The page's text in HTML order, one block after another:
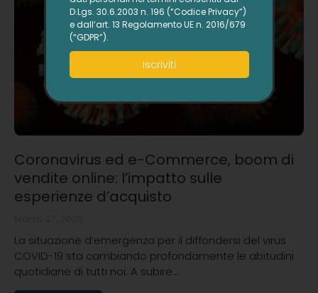
Coronavirus ed e-Commerce, boom di
vendite online: l’impatto sulle
esperienze d’acquisto
La situazione d’emergenza per il diffondersi del virus
COVID-19 sta cambiando profondamente le abitudini
quotidiane di tutti noi. A subire…
D.Lgs. 30.6.2003 n. 196 (“Codice Privacy”)
e dall’art. 13 Regolamento UE n. 2016/679
(“GDPR”).
Iscriviti